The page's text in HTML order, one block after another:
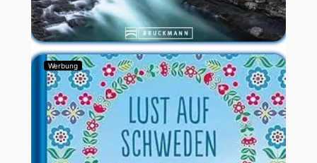
Werbung